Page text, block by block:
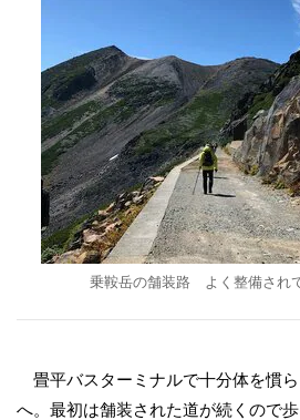
乗鞍岳の舗装路 よく整備され
畳平バスターミナルで十分体を慣
へ。最初は舗装された道が続くので